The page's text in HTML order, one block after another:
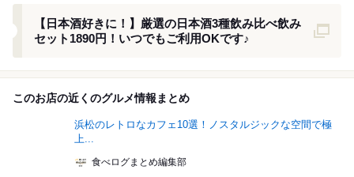
【日本酒好きに！】厳選の日本酒3種飲み比べ飲み
セット1890円！いつでもご利用OKです♪
このお店の近くのグルメ情報まとめ
浜松のレトロなカフェ10選！ノスタルジックな空間で極
上...
食べログまとめ編集部